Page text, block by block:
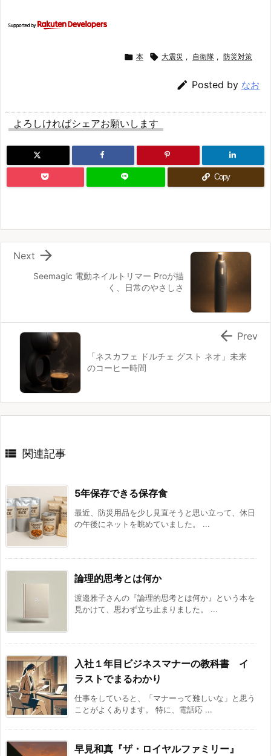
 本  大震災 , 自衛隊 , 防災対策
 Posted by なお
よろしければシェアお願いします
Copy
Seemagic 電動ネイルトリマー Proが描
く、日常のやさしさ

Next
「ネスカフェ ドルチェ グスト ネオ」未来
のコーヒー時間
 Prev
 関連記事
5年保存できる保存食
最近、防災用品を少し見直そうと思い立って、休日
の午後にネットを眺めていました。 ...
論理的思考とは何か
渡邉雅子さんの『論理的思考とは何か』という本を
見かけて、思わず立ち止まりました。 ...
入社１年目ビジネスマナーの教科書 イ
ラストでまるわかり
仕事をしていると、「マナーって難しいな」と思う
ことがよくあります。 特に、電話応 ...
早見和真『ザ・ロイヤルファミリー』